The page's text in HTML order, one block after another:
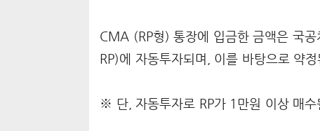
CMA (RP형) 통장에 입금한 금액은 국
RP)에 자동투자되며, 이를 바탕으로 약
※ 단, 자동투자로 RP가 1만원 이상 매수